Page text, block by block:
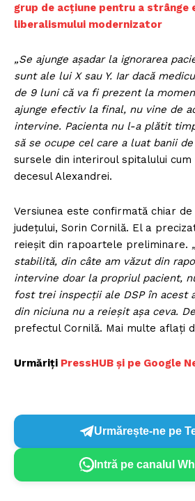
grup de acțiune pentru a strânge
liberalismului modernizator
„Se ajunge așadar la ignorarea
sunt ale lui X sau Y. Iar dacă
de 9 luni că va fi prezent la
ajunge efectiv la final, nu vine de
intervine. Pacienta nu l-a plătit
să se ocupe cel care a luat banii
sursele din interiroul spitalului
decesul Alexandrei.
Versiunea este confirmată chiar
județului, Sorin Cornilă. El a
reieșit din rapoartele preliminare.
stabilită, din câte am văzut din
intervine doar la propriul pacient,
fost trei inspecții ale DSP în acest
din niciuna nu a reieșit așa ceva.
prefectul Cornilă. Mai multe aflați
Urmăriți PressHUB și pe Google
Urmărește-ne pe
Intră pe canalul